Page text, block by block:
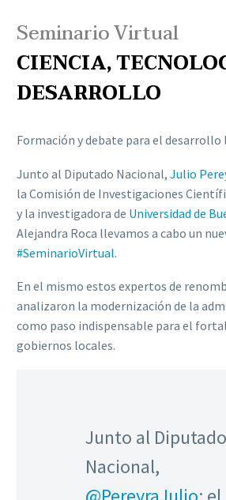
Seminario Virtual
CIENCIA,
DESARROLLO
Formación y debate para el desarrollo
Junto al Diputado Nacional, Julio
la Comisión de Investigaciones
y la investigadora de Universidad de
Alejandra Roca llevamos a cabo un
#SeminarioVirtual.
En el mismo estos expertos de
analizaron la modernización de la
como paso indispensable para el
gobiernos locales.
Junto al Diputado
Nacional,